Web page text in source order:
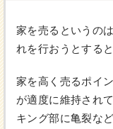
家を売るというの
れを行おうとする
家を高く売るポイ
が適度に維持され
キング部に亀裂な